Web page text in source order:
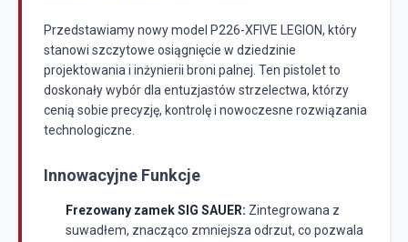
Przedstawiamy nowy model P226-XFIVE LEGION, który
stanowi szczytowe osiągnięcie w dziedzinie
projektowania i inżynierii broni palnej. Ten pistolet to
doskonały wybór dla entuzjastów strzelectwa, którzy
cenią sobie precyzję, kontrolę i nowoczesne rozwiązania
technologiczne.
Innowacyjne Funkcje
Frezowany zamek SIG SAUER: Zintegrowana z
suwadłem, znacząco zmniejsza odrzut, co pozwala